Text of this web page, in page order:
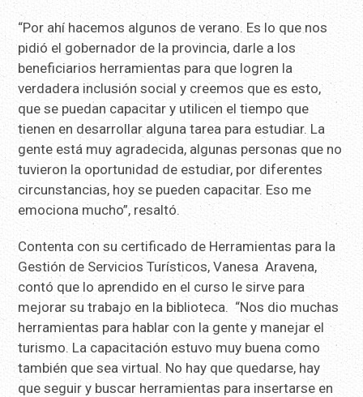
“Por ahí hacemos algunos de verano. Es lo que nos
pidió el gobernador de la provincia, darle a los
beneficiarios herramientas para que logren la
verdadera inclusión social y creemos que es esto,
que se puedan capacitar y utilicen el tiempo que
tienen en desarrollar alguna tarea para estudiar. La
gente está muy agradecida, algunas personas que no
tuvieron la oportunidad de estudiar, por diferentes
circunstancias, hoy se pueden capacitar. Eso me
emociona mucho”, resaltó.
Contenta con su certificado de Herramientas para la
Gestión de Servicios Turísticos, Vanesa Aravena,
contó que lo aprendido en el curso le sirve para
mejorar su trabajo en la biblioteca. “Nos dio muchas
herramientas para hablar con la gente y manejar el
turismo. La capacitación estuvo muy buena como
también que sea virtual. No hay que quedarse, hay
que seguir y buscar herramientas para insertarse en